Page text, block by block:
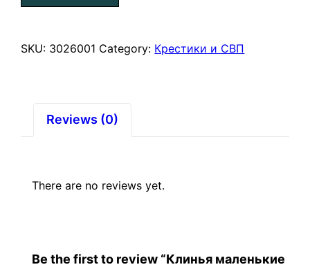
33*6*6
(100
SKU: 3026001 Category: Крестики и СВП
Reviews (0)
There are no reviews yet.
Be the first to review “Клинья маленькие